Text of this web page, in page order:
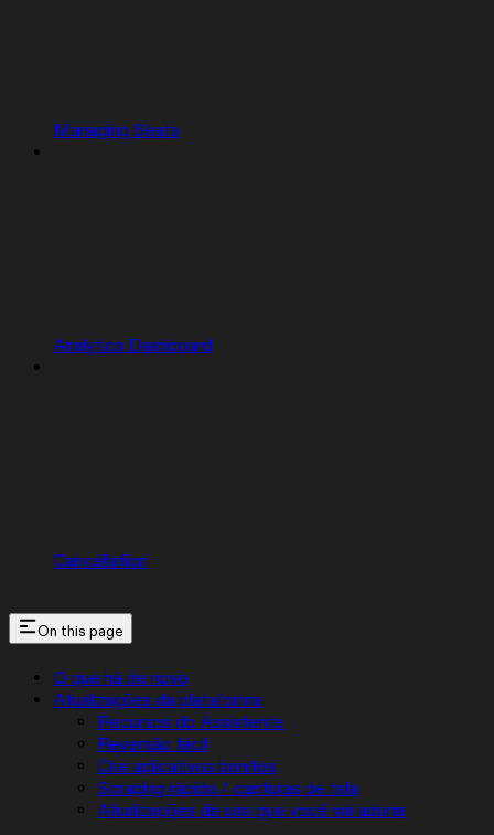
Managing Seats
Analytics Dashboard
Cancellation
On this page
O que há de novo
Atualizações da plataforma
Recursos do Assistente
Reversão fácil
Crie aplicativos bonitos
Scraping rápido / capturas de tela
Atualizações de uso que você vai adorar